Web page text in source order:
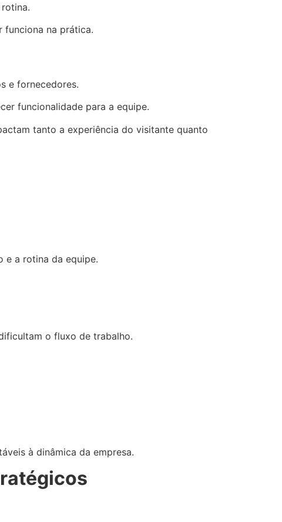
funciona na prática.
e fornecedores.
funcionalidade para a equipe.
tanto a experiência do visitante quanto
e a rotina da equipe.
o fluxo de trabalho.
à dinâmica da empresa.